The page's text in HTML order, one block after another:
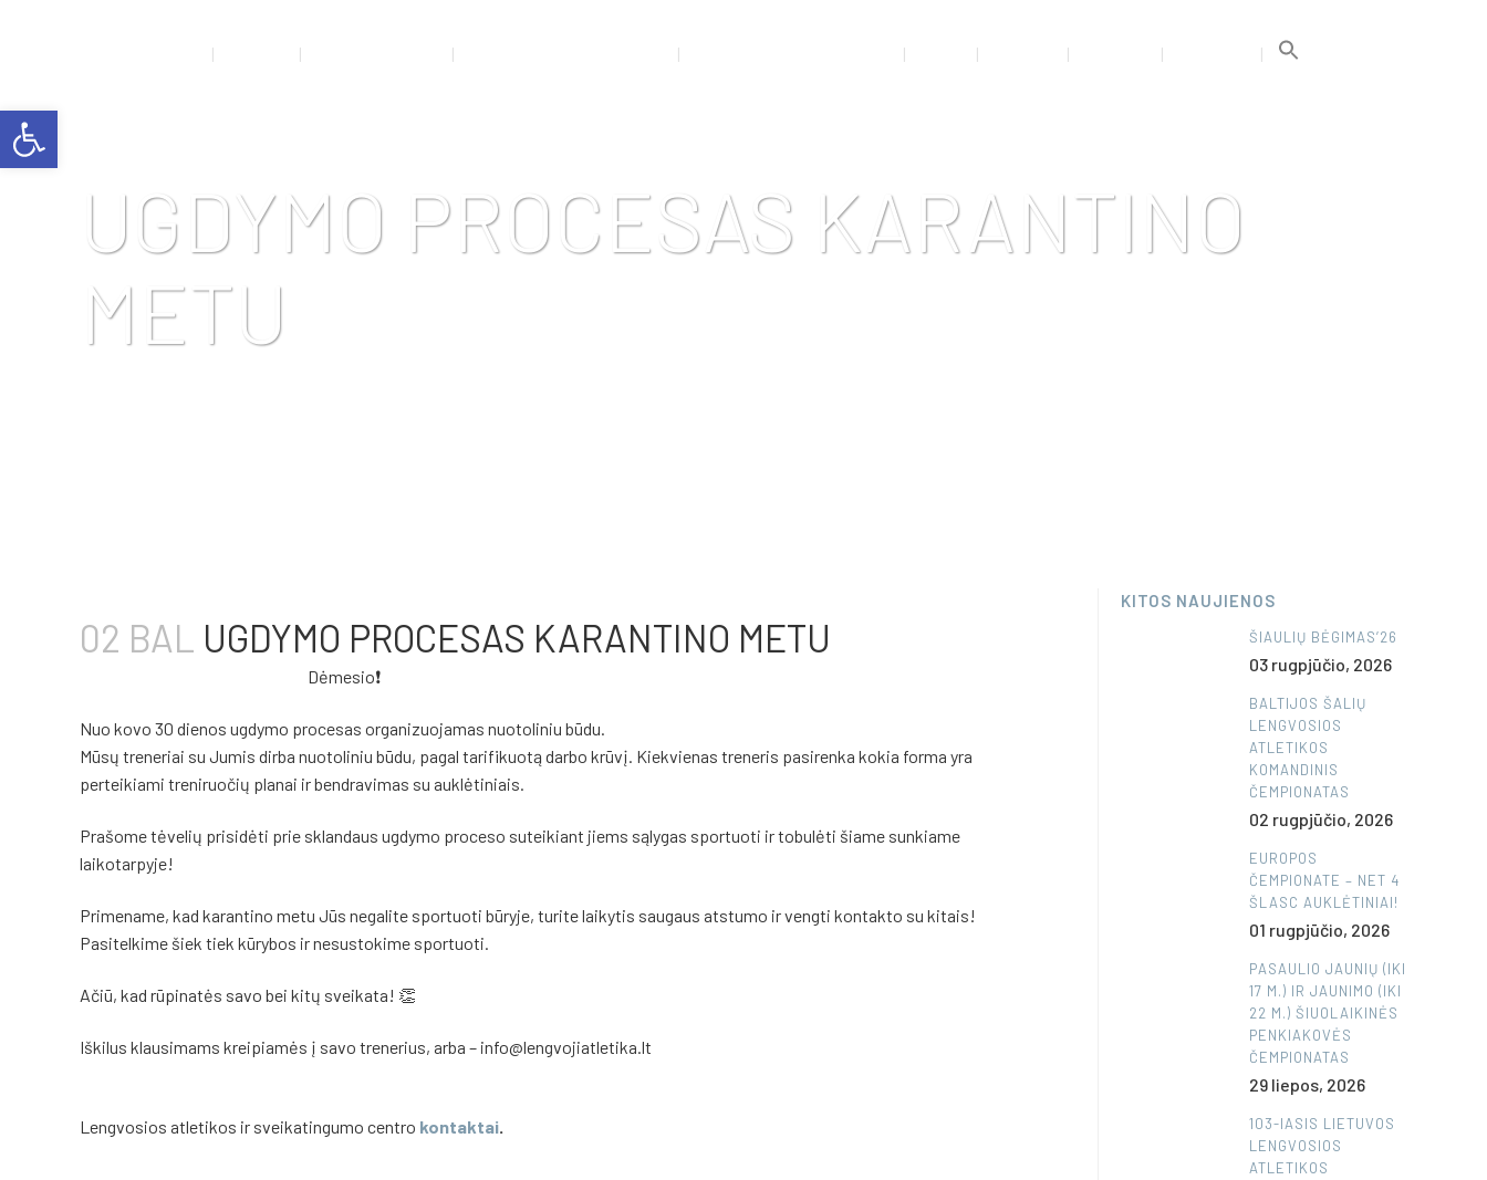
UGDYMO PROCESAS KARANTINO
METU
02 BAL UGDYMO PROCESAS KARANTINO METU
Dėmesio❗
Nuo kovo 30 dienos ugdymo procesas organizuojamas nuotoliniu būdu.
Mūsų treneriai su Jumis dirba nuotoliniu būdu, pagal tarifikuotą darbo krūvį. Kiekvienas treneris pasirenka kokia forma yra
perteikiami treniruočių planai ir bendravimas su auklėtiniais.
Prašome tėvelių prisidėti prie sklandaus ugdymo proceso suteikiant jiems sąlygas sportuoti ir tobulėti šiame sunkiame
laikotarpyje!
Primename, kad karantino metu Jūs negalite sportuoti būryje, turite laikytis saugaus atstumo ir vengti kontakto su kitais!
Pasitelkime šiek tiek kūrybos ir nesustokime sportuoti.
Ačiū, kad rūpinatės savo bei kitų sveikata! 👏
Iškilus klausimams kreipiamės į savo trenerius, arba – info@lengvojiatletika.lt
Lengvosios atletikos ir sveikatingumo centro kontaktai.
KITOS NAUJIENOS
ŠIAULIŲ BĖGIMAS’26
03 rugpjūčio, 2026
BALTIJOS ŠALIŲ
LENGVOSIOS
ATLETIKOS
KOMANDINIS
ČEMPIONATAS
02 rugpjūčio, 2026
EUROPOS
ČEMPIONATE – NET 4
ŠLASC AUKLĖTINIAI!
01 rugpjūčio, 2026
PASAULIO JAUNIŲ (IKI
17 M.) IR JAUNIMO (IKI
22 M.) ŠIUOLAIKINĖS
PENKIAKOVĖS
ČEMPIONATAS
29 liepos, 2026
103-IASIS LIETUVOS
LENGVOSIOS
ATLETIKOS
Open toolbar